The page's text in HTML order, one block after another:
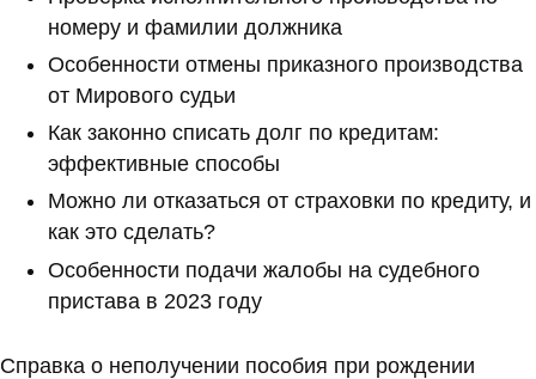
номеру и фамилии должника
Особенности отмены приказного производства
от Мирового судьи
Как законно списать долг по кредитам:
эффективные способы
Можно ли отказаться от страховки по кредиту, и
как это сделать?
Особенности подачи жалобы на судебного
пристава в 2023 году
Справка о неполучении пособия при рождении